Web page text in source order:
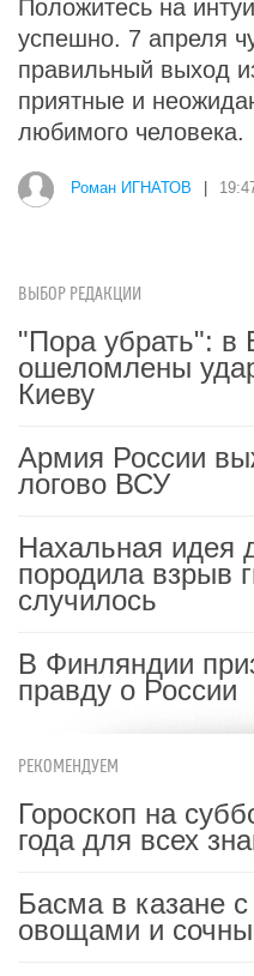
Положитесь на
успешно. 7 апреля
правильный выход
приятные и
любимого человека.
Роман ИГНАТОВ
ВЫБОР РЕДАКЦИИ
"Пора убрать": в
ошеломлены
Киеву
Армия России
логово ВСУ
Нахальная идея
породила взрыв
случилось
В Финляндии
правду о России
РЕКОМЕНДУЕМ
Гороскоп на
года для всех
Басма в казане
овощами и